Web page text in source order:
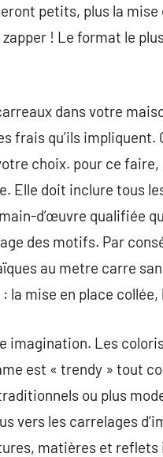
petits, plus la mise
! Le format le
dans votre
frais qu’ils
choix. pour ce
Elle doit inclure tous
d’œuvre qualifiée
des motifs. Par
au metre carre
la mise en place
imagination. Les
est « trendy » tout
ou plus
vers les carrelages
matières et reflets